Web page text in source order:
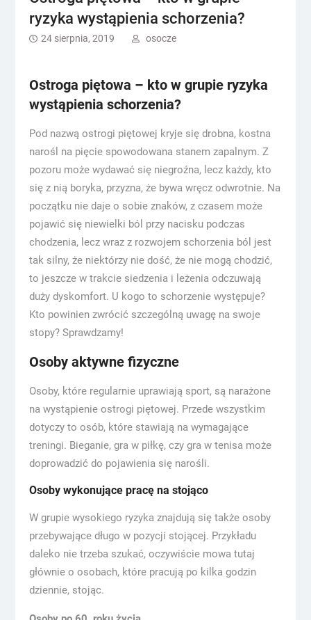
ryzyka wystąpienia schorzenia?
24 sierpnia, 2019 osocze
Ostroga piętowa – kto w grupie ryzyka
wystąpienia schorzenia?
Pod nazwą ostrogi piętowej kryje się drobna, kostna
narośl na pięcie spowodowana stanem zapalnym. Z
pozoru może wydawać się niegroźna, lecz każdy, kto
się z nią boryka, przyzna, że bywa wręcz odwrotnie. Na
początku nie daje o sobie znaków, z czasem może
pojawić się niewielki ból przy nacisku podczas
chodzenia, lecz wraz z rozwojem schorzenia ból jest
tak silny, że niektórzy nie dość, że nie mogą chodzić,
to jeszcze w trakcie siedzenia i leżenia odczuwają
duży dyskomfort. U kogo to schorzenie występuje?
Kto powinien zwrócić szczególną uwagę na swoje
stopy? Sprawdzamy!
Osoby aktywne fizyczne
Osoby, które regularnie uprawiają sport, są narażone
na wystąpienie ostrogi piętowej. Przede wszystkim
dotyczy to osób, które stawiają na wymagające
treningi. Bieganie, gra w piłkę, czy gra w tenisa może
doprowadzić do pojawienia się narośli.
Osoby wykonujące pracę na stojąco
W grupie wysokiego ryzyka znajdują się także osoby
przebywające długo w pozycji stojącej. Przykładu
daleko nie trzeba szukać, oczywiście mowa tutaj
głównie o osobach, które pracują po kilka godzin
dziennie, stojąc.